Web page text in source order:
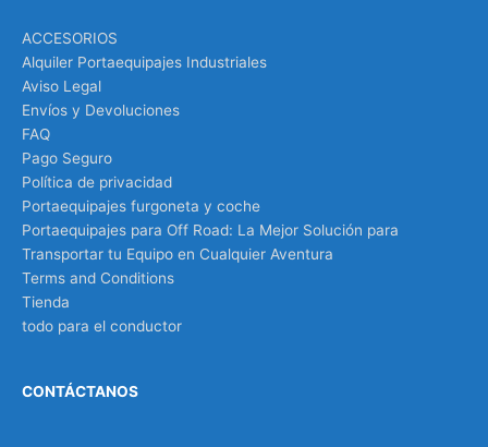
ACCESORIOS
Alquiler Portaequipajes Industriales
Aviso Legal
Envíos y Devoluciones
FAQ
Pago Seguro
Política de privacidad
Portaequipajes furgoneta y coche
Portaequipajes para Off Road: La Mejor Solución para
Transportar tu Equipo en Cualquier Aventura
Terms and Conditions
Tienda
todo para el conductor
CONTÁCTANOS